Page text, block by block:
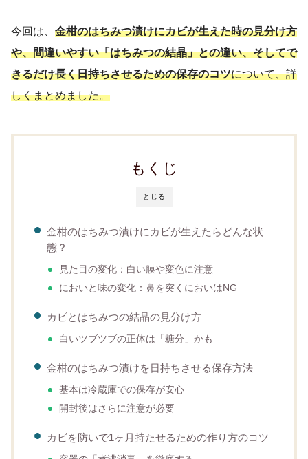
今回は、 金柑のはちみつ漬けにカビが生えた時の見分け方
や、間違いやすい「はちみつの結晶」との違い、そしてで
きるだけ長く日持ちさせるための保存のコツについて、詳
しくまとめました。
とじる
もくじ
金柑のはちみつ漬けにカビが生えたらどんな状
態？
見た目の変化：白い膜や変色に注意
においと味の変化：鼻を突くにおいはNG
カビとはちみつの結晶の見分け方
白いツブツブの正体は「糖分」かも
金柑のはちみつ漬けを日持ちさせる保存方法
基本は冷蔵庫での保存が安心
開封後はさらに注意が必要
カビを防いで1ヶ月持たせるための作り方のコツ